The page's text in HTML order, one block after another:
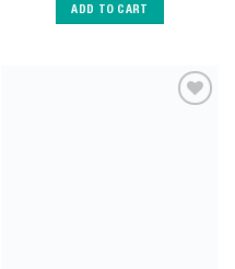
ADD TO CART